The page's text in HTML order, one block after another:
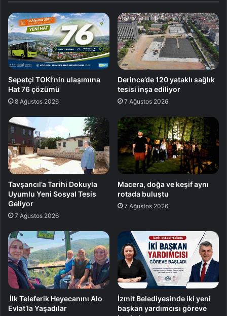
Sepetçi TOKİ’nin ulaşımına
Hat 76 çözümü
8 Ağustos 2026
Derince’de 120 yataklı sağlık
tesisi inşa ediliyor
7 Ağustos 2026
Tavşancıl’a Tarihi Dokuyla
Uyumlu Yeni Sosyal Tesis
Geliyor
7 Ağustos 2026
Macera, doğa ve keşif aynı
rotada buluştu
7 Ağustos 2026
İlk Teleferik Heyecanını Alo
Evlat’la Yaşadılar
İzmit Belediyesinde iki yeni
başkan yardımcısı göreve